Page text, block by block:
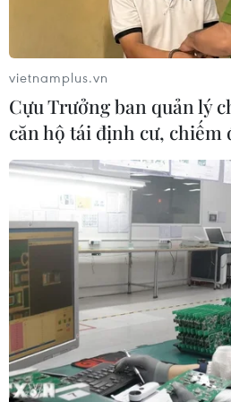
Bỉ tìm ra hướng đi mới trong
ung thư gan di căn
07/08/2026 04:05
Nga thoái vốn nhà nước khỏi
Quốc tế Sheremetyevo
07/08/2026 00:22
Nga thông báo tấn
cứ ngầm của Ukraine
06/08/2026 16:21
vietnamplus.vn
Cựu Trưởng ban quản lý
căn hộ tái định cư, chiếm